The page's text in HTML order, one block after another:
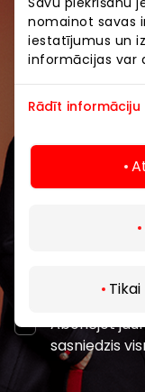
nomainot savas
iestatījumus un
informācijas var
Rādīt informāciju
Uzzini pirmais
pasākumiem un
izklaides centros
Abonējot
sasniedzis